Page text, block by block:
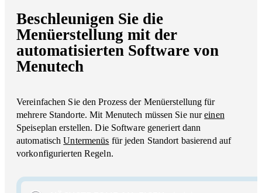
Beschleunigen Sie die
Menüerstellung mit der
automatisierten Software von
Menutech
Vereinfachen Sie den Prozess der Menüerstellung für
mehrere Standorte. Mit Menutech müssen Sie nureinen
Speiseplan erstellen. Die Software generiert dann
automatischUntermenüs für jeden Standort basierend auf
vorkonfigurierten Regeln.